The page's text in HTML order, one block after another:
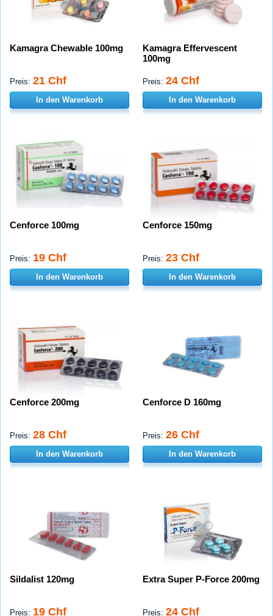
Kamagra Chewable 100mg
Preis: 21 Chf
In den Warenkorb
Kamagra Effervescent
100mg
Preis: 24 Chf
In den Warenkorb
Cenforce 100mg
Preis: 19 Chf
In den Warenkorb
Cenforce 150mg
Preis: 23 Chf
In den Warenkorb
Cenforce 200mg
Preis: 28 Chf
In den Warenkorb
Cenforce D 160mg
Preis: 26 Chf
In den Warenkorb
Sildalist 120mg
Preis: 19 Chf
Extra Super P-Force 200mg
Preis: 24 Chf